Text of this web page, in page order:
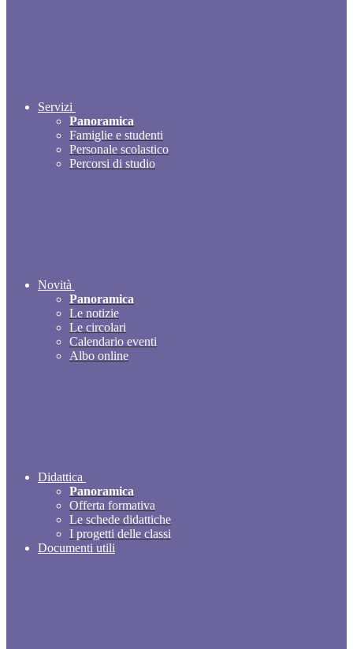
Servizi
Panoramica
Famiglie e studenti
Personale scolastico
Percorsi di studio
Novità
Panoramica
Le notizie
Le circolari
Calendario eventi
Albo online
Didattica
Panoramica
Offerta formativa
Le schede didattiche
I progetti delle classi
Documenti utili